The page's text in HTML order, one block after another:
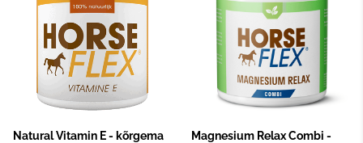
Natural Vitamin E - kõrgema
Magnesium Relax Combi -